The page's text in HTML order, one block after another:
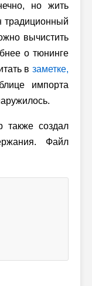
но жить
традиционный
вычистить
о тюнинге
в заметке,
импорта
также создал
Файл